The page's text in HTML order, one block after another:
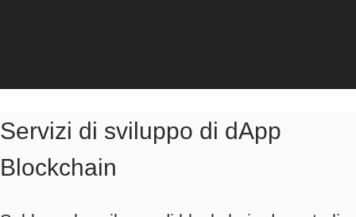
Servizi di sviluppo di dApp
Blockchain